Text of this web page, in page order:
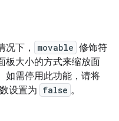
况下， movable 修饰符
板大小的方式来缩放面
如需停用此功能，请将
设置为 false 。